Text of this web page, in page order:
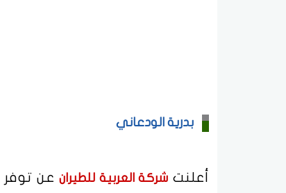
بدرية الودعاني
أعلنت شركة العربية للطيرانعن توفر